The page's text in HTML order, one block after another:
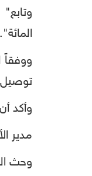
وتابع"
المائة".
ووفقاً
توصيل
وأكد أن
مدير
وحث